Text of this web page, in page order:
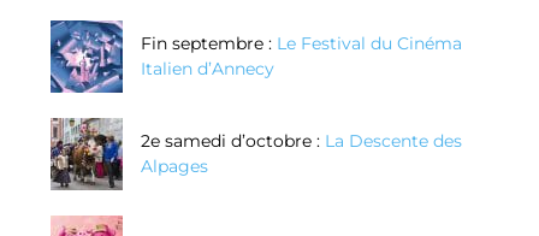
Fin septembre : Le Festival du Cinéma
Italien d’Annecy
2e samedi d’octobre : La Descente des
Alpages